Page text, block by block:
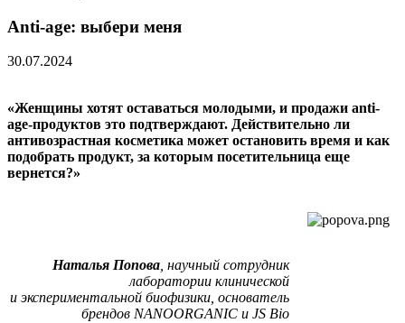
Anti-age: выбери меня
30.07.2024
«Женщины хотят оставаться молодыми, и продажи аnti-
age-продуктов это подтверждают. Действительно ли
антивозрастная косметика может остановить время и как
подобрать продукт, за которым посетительница еще
вернется?»
Наталья Попова , научный сотрудник
лаборатории клинической
и экспериментальной биофизики, основатель
брендов NANOORGANIC и JS Bio